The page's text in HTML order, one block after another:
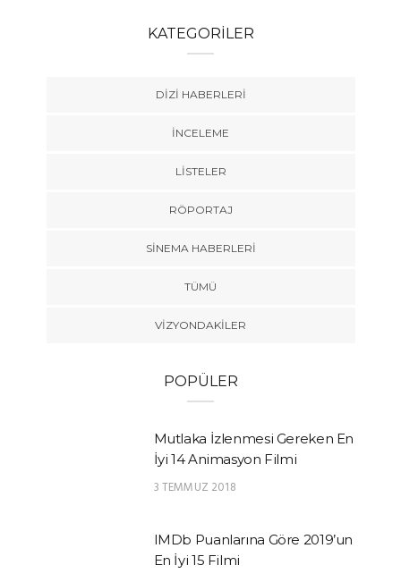
KATEGORILER
DIZI HABERLERI
İNCELEME
LISTELER
RÖPORTAJ
SINEMA HABERLERI
TÜMÜ
VIZYONDAKILER
POPÜLER
Mutlaka İzlenmesi Gereken En
İyi 14 Animasyon Filmi
3 TEMMUZ 2018
IMDb Puanlarına Göre 2019’un
En İyi 15 Filmi